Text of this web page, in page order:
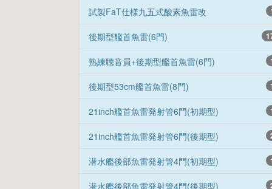
試製FaT仕様九五式酸素魚雷改
後期型艦首魚雷(6門)
熟練聴音員+後期型艦首魚雷(6門)
後期型53cm艦首魚雷(8門)
21inch艦首魚雷発射管6門(初期型)
21inch艦首魚雷発射管6門(後期型)
潜水艦後部魚雷発射管4門(初期型)
潜水艦後部魚雷発射管4門(後期型)